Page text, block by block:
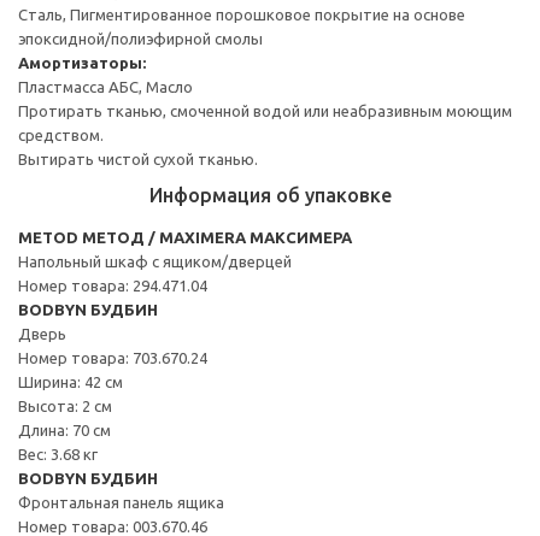
Сталь, Пигментированное порошковое покрытие на основе
эпоксидной/полиэфирной смолы
Амортизаторы:
Пластмасса АБС, Масло
Протирать тканью, смоченной водой или неабразивным моющим
средством.
Вытирать чистой сухой тканью.
Информация об упаковке
METOD МЕТОД / MAXIMERA МАКСИМЕРА
Напольный шкаф с ящиком/дверцей
Номер товара: 294.471.04
BODBYN БУДБИН
Дверь
Номер товара: 703.670.24
Ширина: 42 см
Высота: 2 см
Длина: 70 см
Вес: 3.68 кг
BODBYN БУДБИН
Фронтальная панель ящика
Номер товара: 003.670.46